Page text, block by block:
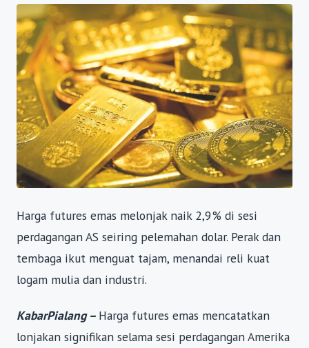
Harga futures emas melonjak naik 2,9% di sesi
perdagangan AS seiring pelemahan dolar. Perak dan
tembaga ikut menguat tajam, menandai reli kuat
logam mulia dan industri.
KabarPialang – Harga futures emas mencatatkan
lonjakan signifikan selama sesi perdagangan Amerika